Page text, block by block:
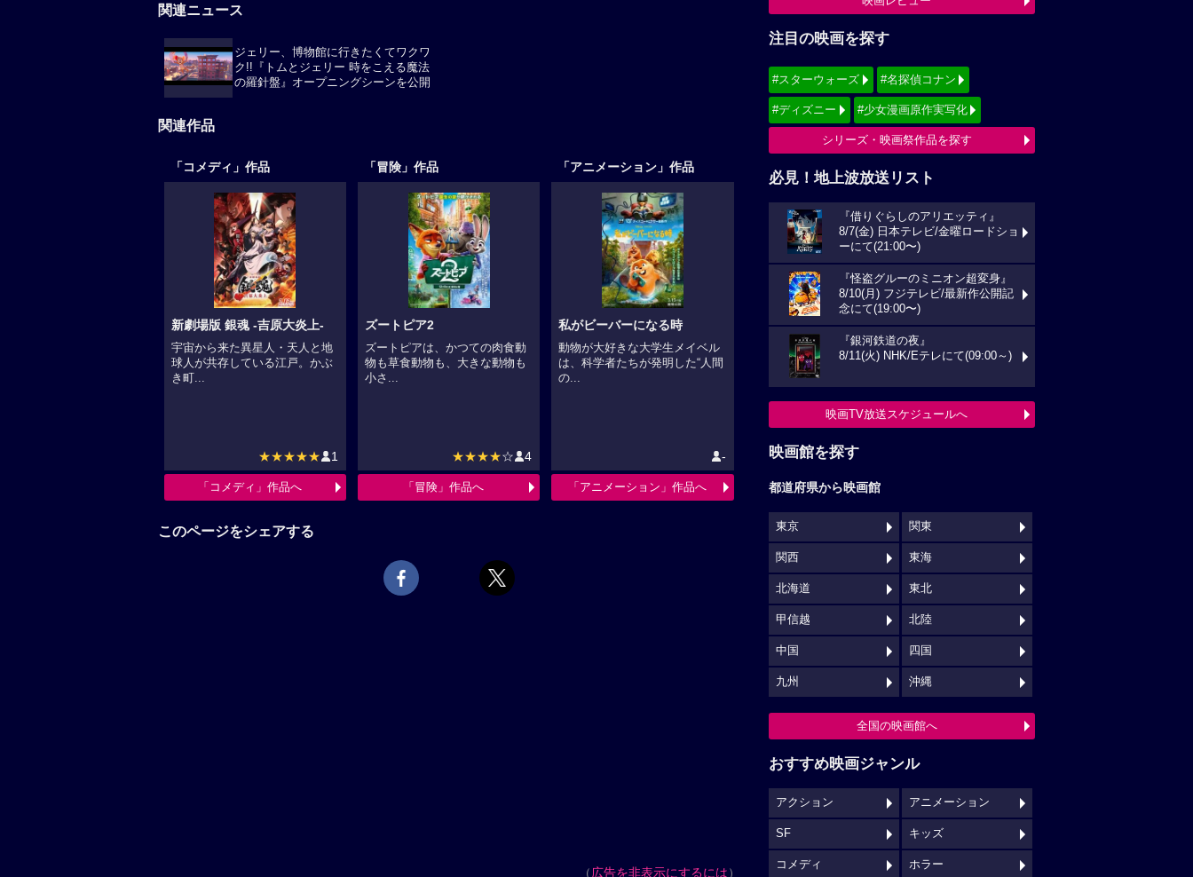
関連ニュース
ジェリー、博物館に行きたくてワクワ
ク!!『トムとジェリー 時をこえる魔法
の羅針盤』オープニングシーンを公開
関連作品
「コメディ」作品
新劇場版 銀魂 -吉原大炎上-
宇宙から来た異星人・天人と地
球人が共存している江戸。かぶ
き町...
★★★★★ 1
「コメディ」作品へ
「冒険」作品
ズートピア2
ズートピアは、かつての肉食動
物も草食動物も、大きな動物も
小さ...
★★★★☆ 4
「冒険」作品へ
「アニメーション」作品
私がビーバーになる時
動物が大好きな大学生メイベル
は、科学者たちが発明した“人間
の...
-
「アニメーション」作品へ
このページをシェアする
（広告を非表示にするには）
注目の映画を探す
#スターウォーズ #名探偵コナン
#ディズニー #少女漫画原作実写化
シリーズ・映画祭作品を探す
必見！地上波放送リスト
『借りぐらしのアリエッティ』
8/7(金) 日本テレビ/金曜ロードショ
ーにて(21:00〜)
『怪盗グルーのミニオン超変身』
8/10(月) フジテレビ/最新作公開記
念にて(19:00〜)
『銀河鉄道の夜』
8/11(火) NHK/Eテレにて(09:00～)
映画TV放送スケジュールへ
映画館を探す
都道府県から映画館
東京 関東
関西 東海
北海道 東北
甲信越 北陸
中国 四国
九州 沖縄
全国の映画館へ
おすすめ映画ジャンル
アクション アニメーション
SF キッズ
コメディ ホラー